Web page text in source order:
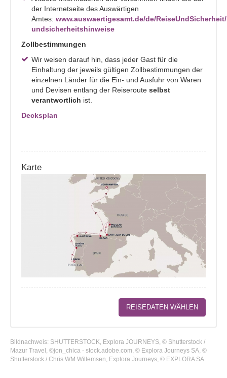
der Internetseite des Auswärtigen
Amtes: www.auswaertigesamt.de/de/
undsicherheitshinweise
Zollbestimmungen
Wir weisen darauf hin, dass jeder Gast für die
Einhaltung der jeweils gültigen Zollbestimmungen der
einzelnen Länder für die Ein- und Ausfuhr von Waren
und Devisen entlang der Reiseroute selbst
verantwortlich ist.
Decksplan
Karte
REISEDATEN WÄHLEN
Bildnachweis: SHUTTERSTOCK, Explora JOURNEYS, © Shutterstock /
Mazur Travel, ©jon_chica - stock.adobe.com, © Explora Journeys SA, ©
Shutterstock / Chris WM Willemsen, Explora Journeys, © EXPLORA SA